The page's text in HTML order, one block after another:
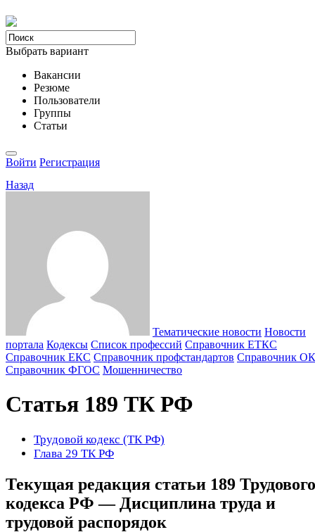
Выбрать вариант
Вакансии
Резюме
Пользователи
Группы
Статьи
Войти Регистрация
Назад
Тематические новости Новости
портала Кодексы Cписок профессий Справочник ЕТКС
Справочник ЕКС Справочник профстандартов Справочник
Справочник ФГОС Мошенничество
Статья 189 ТК РФ
Трудовой кодекс (ТК РФ)
Глава 29 ТК РФ
Текущая редакция статьи 189 Трудового
кодекса РФ — Дисциплина труда и
трудовой распорядок